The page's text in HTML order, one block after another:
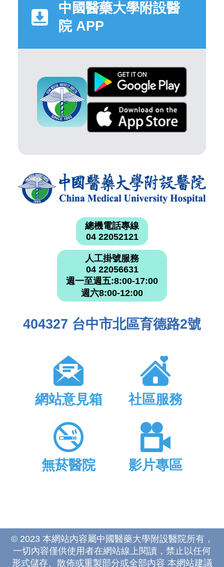
中國醫藥大學附設醫
院 APP
總機電話專線
04 22052121
人工掛號服務
04 22056631
週一至週五:8:00-17:00
週六8:00-12:00
404327 台中市北區育德路2號
網站意見箱 社區服務
無菸醫院 影片專區
© 2023 本網站內容屬中國醫藥大學附設醫院所有，
一切內容僅供使用者在網站線上閱讀，禁止以任何
形式儲存、散佈或重製部分或全部內容 本網站建議